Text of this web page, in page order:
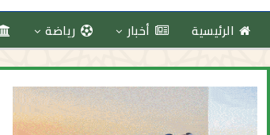
الرئيسية أخبار رياضة